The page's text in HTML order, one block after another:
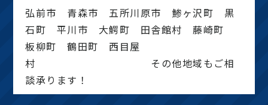
弘前市 青森市 五所川原市 鯵ヶ沢町 黒
石町 平川市 大鰐町 田舎館村 藤崎町
板柳町 鶴田町 西目屋
村 その他地域もご相
談承ります！